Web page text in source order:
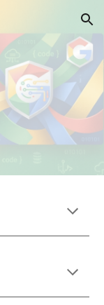
Skip to navigation